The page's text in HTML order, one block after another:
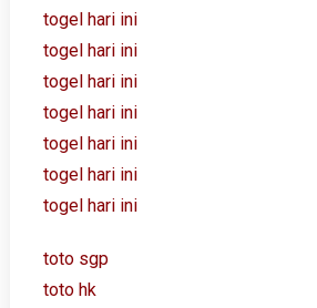
togel hari ini
togel hari ini
togel hari ini
togel hari ini
togel hari ini
togel hari ini
togel hari ini
toto sgp
toto hk